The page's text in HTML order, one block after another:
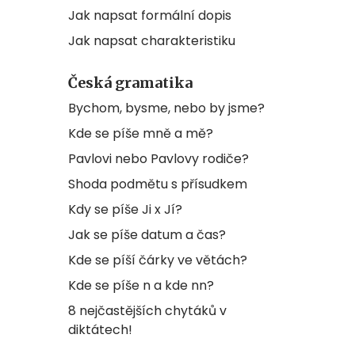
Jak napsat formální dopis
Jak napsat charakteristiku
Česká gramatika
Bychom, bysme, nebo by jsme?
Kde se píše mně a mě?
Pavlovi nebo Pavlovy rodiče?
Shoda podmětu s přísudkem
Kdy se píše Ji x Jí?
Jak se píše datum a čas?
Kde se píší čárky ve větách?
Kde se píše n a kde nn?
8 nejčastějších chytáků v
diktátech!